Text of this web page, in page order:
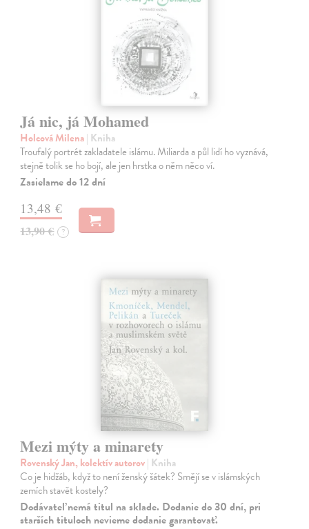
Já nic, já Mohamed
Holcová Milena| Kniha
Troufalý portrét zakladatele islámu. Miliarda a půl lidí ho vyznává,
stejně tolik se ho bojí, ale jen hrstka o něm něco ví.
Zasielame do 12 dní
13,48 €
13,90 € ?
Mezi mýty a minarety
Rovenský Jan, kolektív autorov| Kniha
Co je hidžáb, když to není ženský šátek? Smějí se v islámských
zemích stavět kostely?
Dodávateľ nemá titul na sklade. Dodanie do 30 dní, pri
starších tituloch nevieme dodanie garantovať.